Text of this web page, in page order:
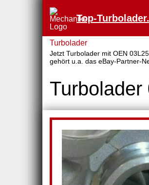
Top-
Turbolader
Jetzt Turbolader mit OEN
gehört u.a. das eBay-Partner-
Turbolader